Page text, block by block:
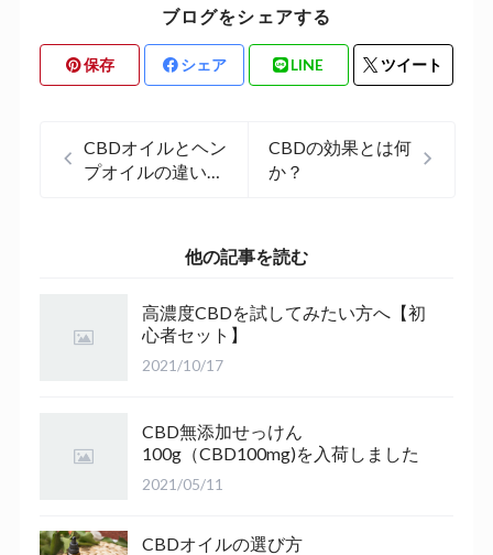
ブログをシェアする
保存 シェア LINE ツイート
CBDオイルとヘン
プオイルの違いと
CBDの効果とは何
か？
他の記事を読む
高濃度CBDを試してみたい方へ【初
心者セット】
2021/10/17
CBD無添加せっけん
100g（CBD100mg)を入荷しました
2021/05/11
CBDオイルの選び方